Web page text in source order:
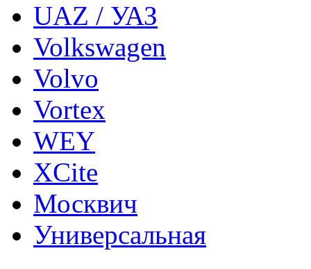
UAZ / УАЗ
Volkswagen
Volvo
Vortex
WEY
XCite
Москвич
Универсальная